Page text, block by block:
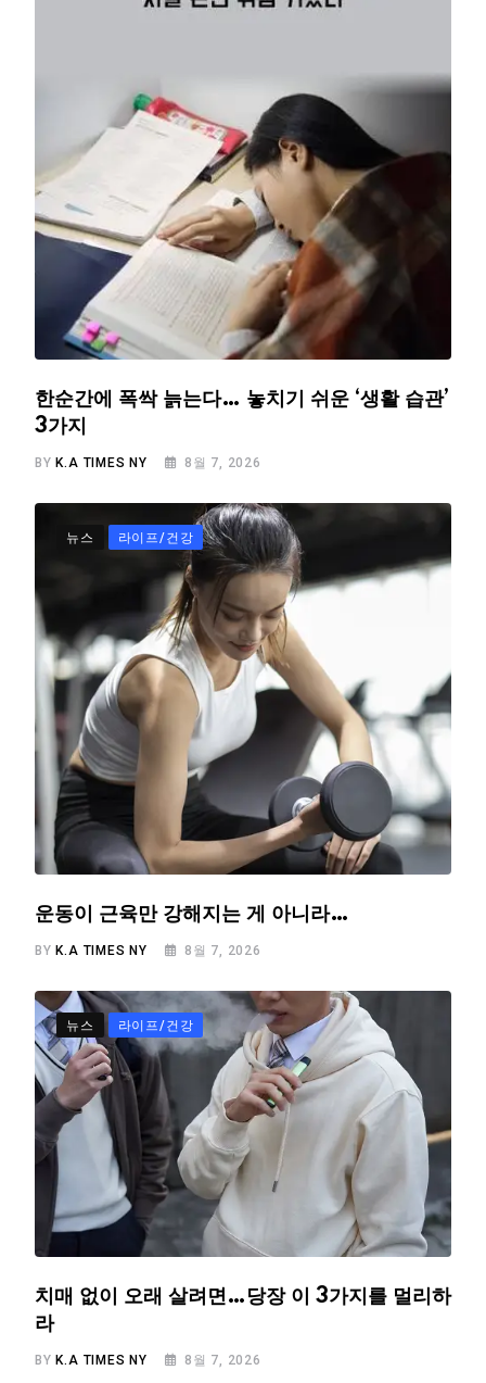
한순간에 폭싹 늙는다… 놓치기 쉬운 ‘생활 습관’
3가지
BY K.A TIMES NY 8월 7, 2026
뉴스 라이프/건강
운동이 근육만 강해지는 게 아니라…
BY K.A TIMES NY 8월 7, 2026
뉴스 라이프/건강
치매 없이 오래 살려면…당장 이 3가지를 멀리하
라
BYK.A TIMES NY 8월 7, 2026